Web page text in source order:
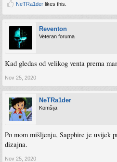
NeTRa1der likes this.
Reventon
Veteran foruma
Kad gledas od velikog venta prema
Nov 25, 2020
NeTRa1der
Komšija
Po mom mišljenju, Sapphire je uvijek
dizajna.
Nov 25, 2020